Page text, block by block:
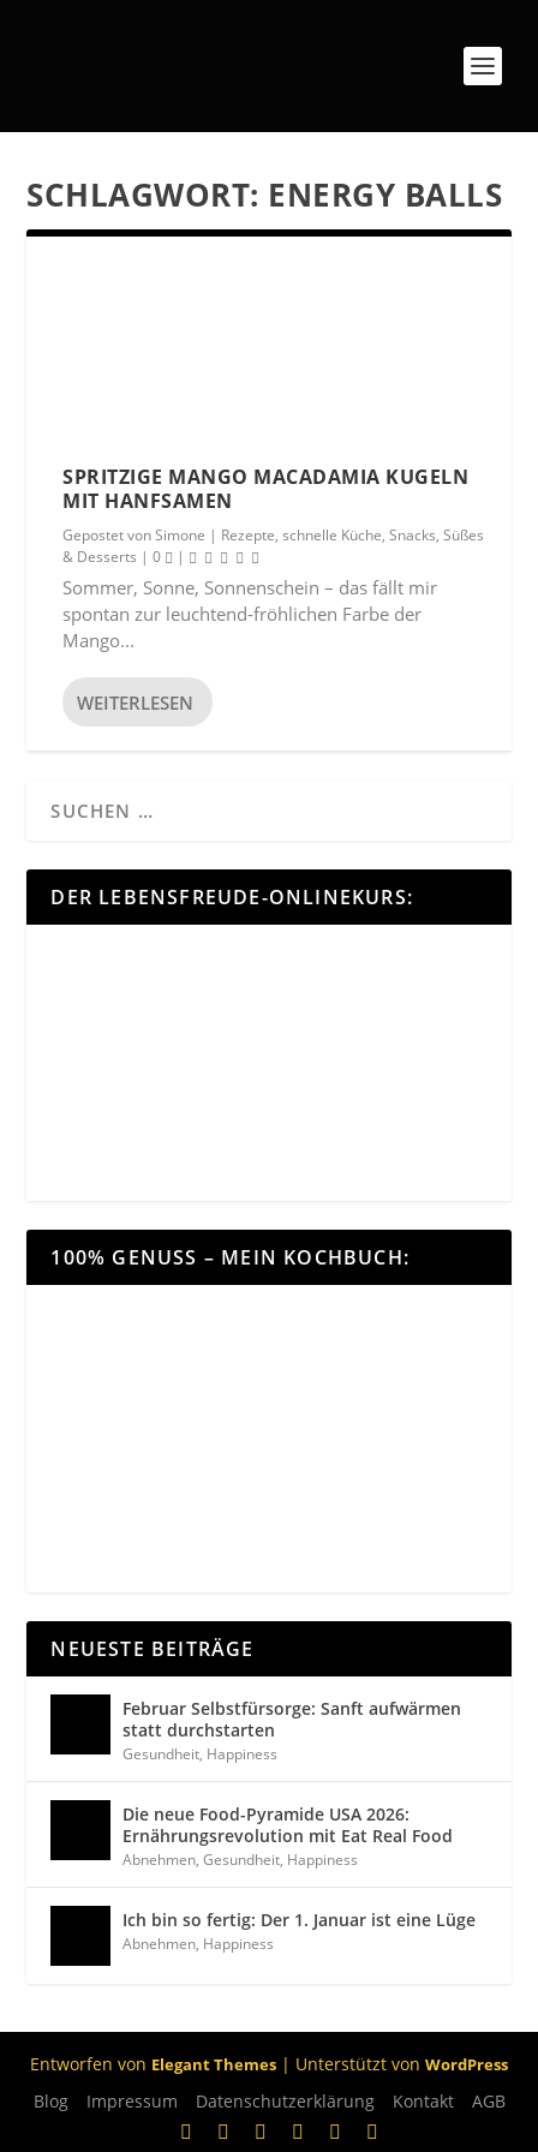
SCHLAGWORT: ENERGY BALLS
SPRITZIGE MANGO MACADAMIA KUGELN
MIT HANFSAMEN
Gepostet vonSimone | Rezepte,schnelle Küche,Snacks,Süßes
& Desserts |0 |
Sommer, Sonne, Sonnenschein – das fällt mir
spontan zur leuchtend-fröhlichen Farbe der
Mango...
WEITERLESEN
DER LEBENSFREUDE-ONLINEKURS:
100% GENUSS – MEIN KOCHBUCH:
NEUESTE BEITRÄGE
Februar Selbstfürsorge: Sanft aufwärmen
statt durchstarten
Gesundheit, Happiness
Die neue Food-Pyramide USA 2026:
Ernährungsrevolution mit Eat Real Food
Abnehmen,Gesundheit, Happiness
Ich bin so fertig: Der 1. Januar ist eine Lüge
Abnehmen, Happiness
Entworfen von Elegant Themes | Unterstützt von WordPress
Blog Impressum Datenschutzerklärung Kontakt AGB